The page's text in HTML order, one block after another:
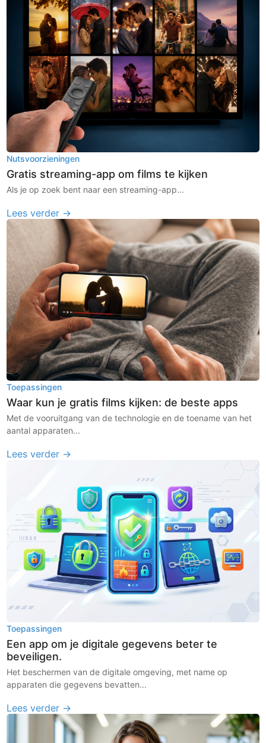
Nutsvoorzieningen
Gratis streaming-app om films te kijken
Als je op zoek bent naar een streaming-app...
Lees verder →
Toepassingen
Waar kun je gratis films kijken: de beste apps
Met de vooruitgang van de technologie en de toename van het
aantal apparaten...
Lees verder →
Toepassingen
Een app om je digitale gegevens beter te
beveiligen.
Het beschermen van de digitale omgeving, met name op
apparaten die gegevens bevatten...
Lees verder →